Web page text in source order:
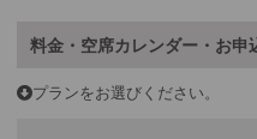
料金・空席カレンダー・お申
プランをお選びください。